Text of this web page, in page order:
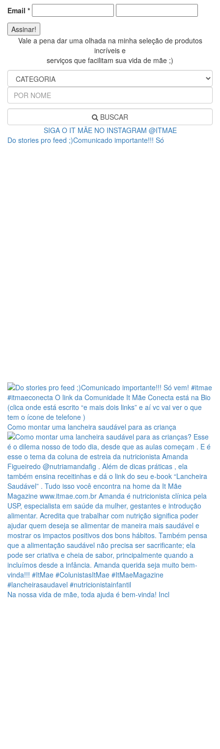
Email *
Vale a pena dar uma olhada na minha seleção de produtos
incríveis e
serviços que facilitam sua vida de mãe ;)
BUSCAR
SIGA O IT MÃE NO INSTAGRAM @ITMAE
Do stories pro feed ;)Comunicado importante!!! Só
Como montar uma lancheira saudável para as criança
Na nossa vida de mãe, toda ajuda é bem-vinda! Incl